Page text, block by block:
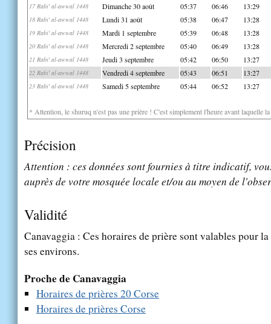
17 Rabi' al-awwal 1448 Dimanche 30 août 05:37 06:46 13:29
18 Rabi' al-awwal 1448 Lundi 31 août 05:38 06:47 13:28
19 Rabi' al-awwal 1448 Mardi 1 septembre 05:39 06:48 13:28
20 Rabi' al-awwal 1448 Mercredi 2 septembre 05:40 06:49 13:28
21 Rabi' al-awwal 1448 Jeudi 3 septembre 05:42 06:50 13:27
22 Rabi' al-awwal 1448 Vendredi 4 septembre 05:43 06:51 13:27
23 Rabi' al-awwal 1448 Samedi 5 septembre 05:44 06:52 13:27
* Attention, le shuruq n'est pas une prière ! C'est simplement l'heure avant laquelle
Précision
Attention : ces données sont fournies à titre indicatif,
auprès de votre mosquée locale et/ou au moyen de
Validité
Canavaggia : Ces horaires de prière sont valables pour
ses environs.
Proche de Canavaggia
Horaires de prières 20 Corse
Horaires de prières Corse